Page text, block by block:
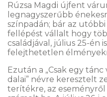
Rúzsa Magdi újfent
legnagyszerűbb
színpadán; bár az
fellépést vállalt hogy
családjával, július 25-én
felejthetetlen
Ezután a „Csak egy
dalai” névre keresztelt
terítékre, az